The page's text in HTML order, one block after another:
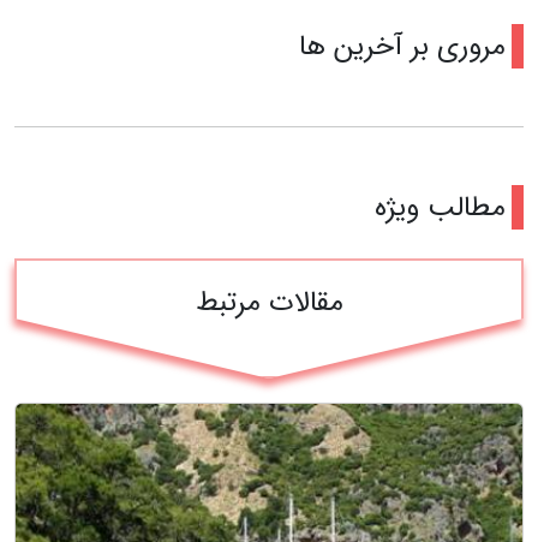
مروری بر آخرین ها
مطالب ویژه
مقالات مرتبط